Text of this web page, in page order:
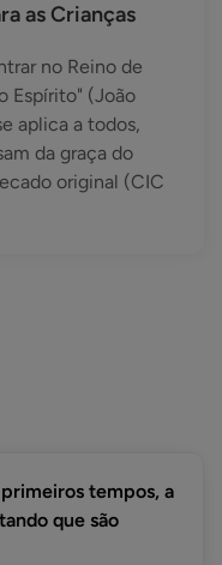
as Crianças
no Reino de
Espírito" (João
aplica a todos,
da graça do
original (CIC
tempos, a
que são